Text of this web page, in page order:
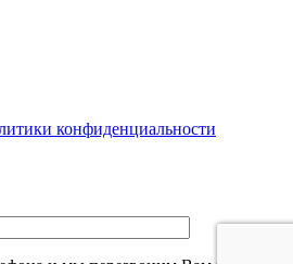
конфиденциальности